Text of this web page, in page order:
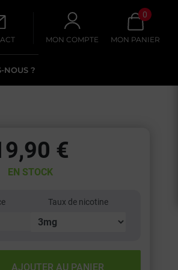
NOUS ?
MON COMPTE
0
MON PANIER
€
EN STOCK
Taux de nicotine
AJOUTER AU PANIER